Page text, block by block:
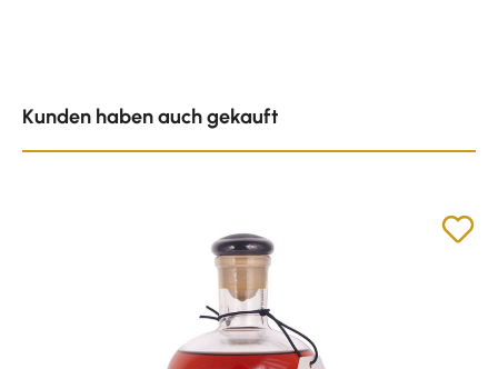
Kunden haben auch gekauft